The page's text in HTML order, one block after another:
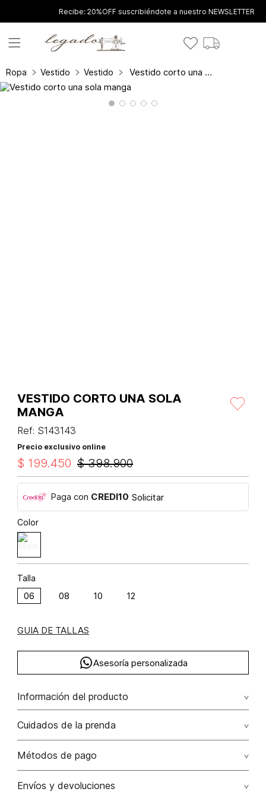
Recibe: 20%OFF suscribiéndote a nuestro NEWSLETTER
Ropa Vestidos Vestidos Cortos Vestido corto una sola manga
VESTIDO CORTO UNA SOLA
MANGA
Ref: S143143
Precio exclusivo online
$ 398.900
$ 199.450
Paga con CREDI10 Solicitar
Color
Talla
06 08 10 12
GUIA DE TALLAS
Asesoría personalizada
Información del producto
Vestido corto una sola manga
Composición: POLIÉSTER 95% ELASTANO 5%
Cuidados de la prenda
No dejar en remojo /lavar por separado / no utilizar
Métodos de pago
Tarjetas de crédito: Visa, Dinners, Master Card y American
Envíos y devoluciones